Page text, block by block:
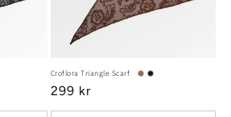
Croflora Triangle Scarf
Regular
price
299 kr